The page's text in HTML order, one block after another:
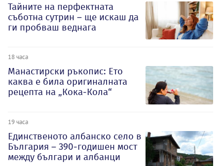
Тайните на перфектната
съботна сутрин – ще искаш да
ги пробваш веднага
18 часа
Манастирски ръкопис: Ето
каква е била оригиналната
рецепта на „Кока-Кола“
19 часа
Единственото албанско село в
България – 390-годишен мост
между българи и албанци